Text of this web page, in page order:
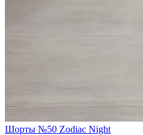
Шорты №50 Zodiac Night